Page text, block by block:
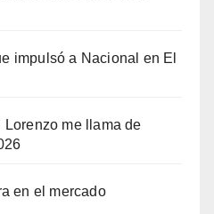
impulsó a Nacional en El
me llama de
en el mercado